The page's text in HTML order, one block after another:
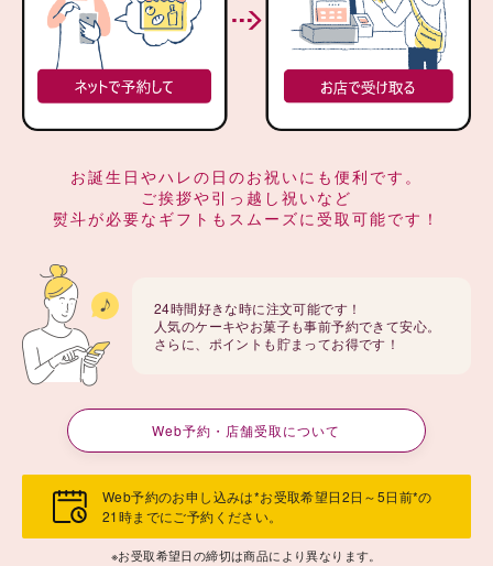
お誕生日やハレの日のお祝いにも便利です。
ご挨拶や引っ越し祝いなど
熨斗が必要なギフトもスムーズに受取可能です！
24時間好きな時に注文可能です！
人気のケーキやお菓子も事前予約できて安心。
さらに、ポイントも貯まってお得です！
Web予約・店舗受取について
Web予約のお申し込みは*お受取希望日2日～5日前*の
21時までにご予約ください。
※お受取希望日の締切は商品により異なります。